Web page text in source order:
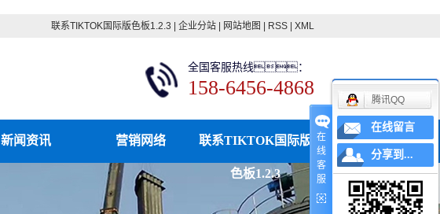
联系TIKTOK国际版色板1.2.3 企业分站 网站地图 RSS XML
全国客服热线：
158-6456-4868
新闻资讯 营销网络 联系TIKTOK国际版
色板1.2.3
在
线
客
服
腾讯QQ
在线留言
分享到...